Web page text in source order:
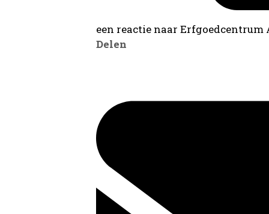
een reactie naar
Delen